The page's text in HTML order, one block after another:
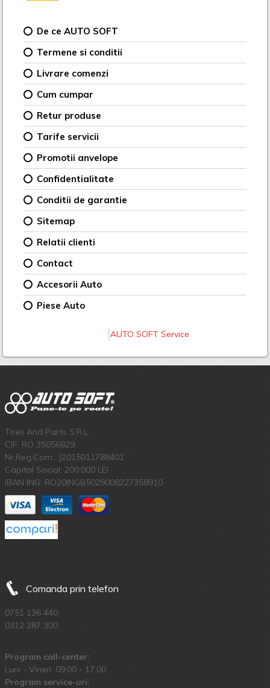
De ce AUTO SOFT
Termene si conditii
Livrare comenzi
Cum cumpar
Retur produse
Tarife servicii
Promotii anvelope
Confidentialitate
Conditii de garantie
Sitemap
Relatii clienti
Contact
Accesorii Auto
Piese Auto
AUTO SOFT Service
Tires And Parts S.R.L.
CIF: RO 35056829
Nr.Reg.Com.: J2015011788401
Capital Social: 200.000 LEI
IBAN ING: RO20INGB5029008227358910
Comanda prin telefon
0751 136 440
0312 287 300
Program call-center:
Luni - Vineri: 09:00 - 17:00
Program service-uri: